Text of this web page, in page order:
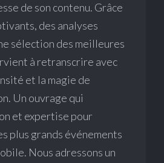
de son contenu. Grâce
des analyses
sélection des meilleures
à retranscrire avec
et la magie de
Un ouvrage qui
et expertise pour
plus grands événements
Nous adressons un